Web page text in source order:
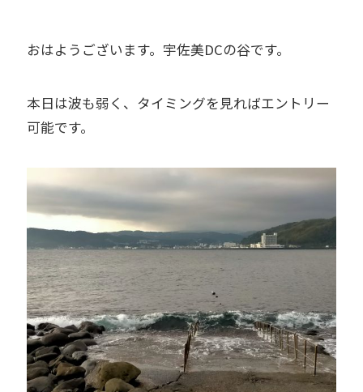
おはようございます。宇佐美DCの谷です。
本日は波も弱く、タイミングを見ればエントリー
可能です。